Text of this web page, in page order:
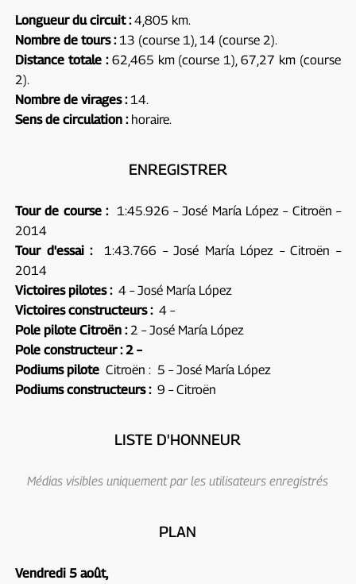
Longueur du circuit :4,805 km.
Nombre de tours :13 (course 1), 14 (course 2).
Distance totale :62,465 km (course 1), 67,27 km (course
2).
Nombre de virages :14.
Sens de circulation :horaire.
ENREGISTRER
Tour de course :1:45.926 – José María López – Citroën –
2014
Tour d'essai :1:43.766 – José María López – Citroën –
2014
Victoires pilotes :4 – José María López
Victoires constructeurs :4 –
Pole pilote Citroën :2 – José María López
Pole constructeur : 2 –
Podiums piloteCitroën : 5 – José María López
Podiums constructeurs :9 – Citroën
LISTE D'HONNEUR
Médias visibles uniquement par les utilisateurs enregistrés
PLAN
Vendredi 5 août,